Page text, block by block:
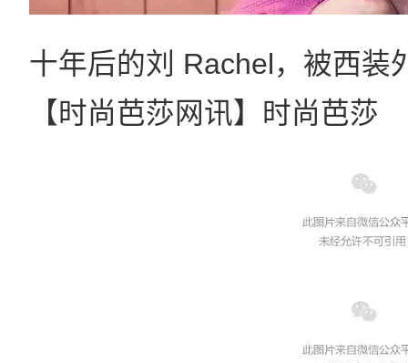
十年后的刘 Rachel，被西装
【时尚芭莎网讯】时尚芭莎